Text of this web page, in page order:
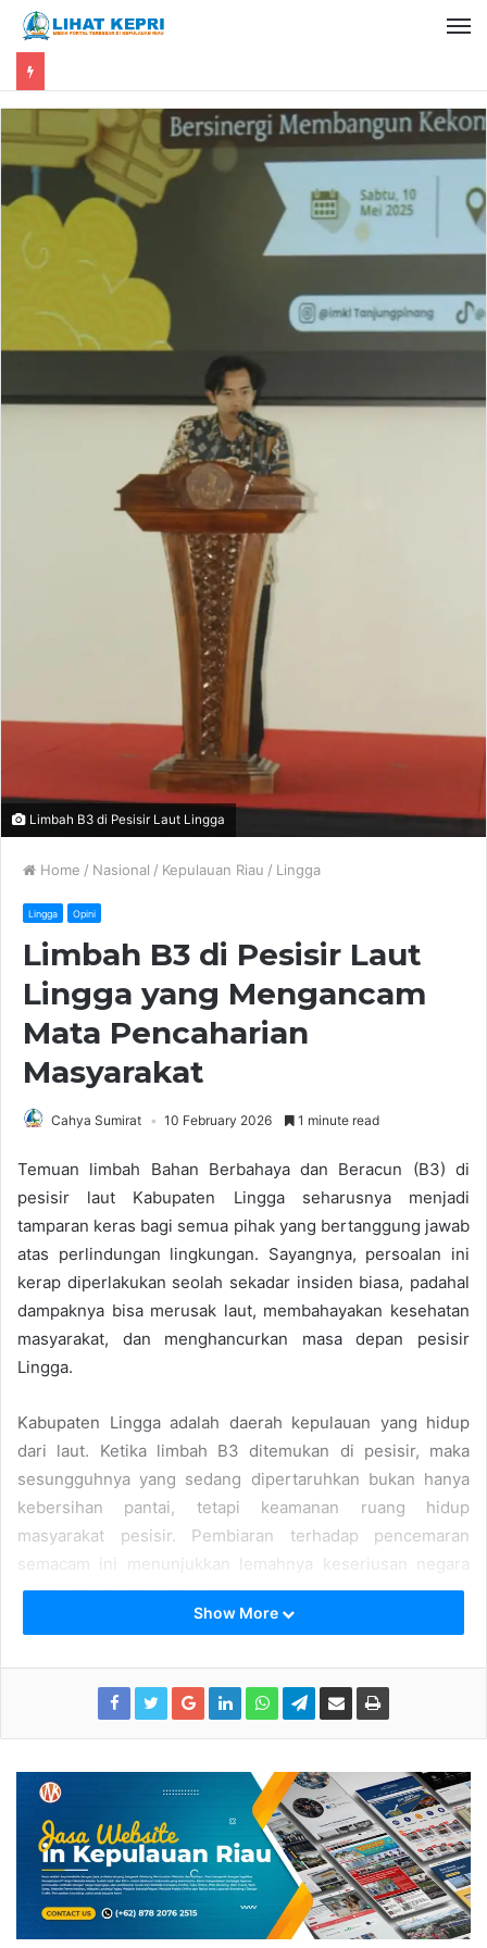
Limbah B3 di Pesisir Laut Lingga
Home / Nasional / Kepulauan Riau / Lingga
Lingga Opini
Limbah B3 di Pesisir Laut
Lingga yang Mengancam
Mata Pencaharian
Masyarakat
Cahya Sumirat 10 February 2026 1 minute read
Temuan limbah Bahan Berbahaya dan Beracun (B3) di
pesisir laut Kabupaten Lingga seharusnya menjadi
tamparan keras bagi semua pihak yang bertanggung jawab
atas perlindungan lingkungan. Sayangnya, persoalan ini
kerap diperlakukan seolah sekadar insiden biasa, padahal
dampaknya bisa merusak laut, membahayakan kesehatan
masyarakat, dan menghancurkan masa depan pesisir
Lingga.
Kabupaten Lingga adalah daerah kepulauan yang hidup
dari laut. Ketika limbah B3 ditemukan di pesisir, maka
sesungguhnya yang sedang dipertaruhkan bukan hanya
kebersihan pantai, tetapi keamanan ruang hidup
masyarakat pesisir. Pembiaran terhadap pencemaran
semacam ini menunjukkan lemahnya keseriusan negara
dalam melindungi lingkungan.
Limbah B3 tidak mungkin muncul begitu saja di pesisir.
Ada rantai kelalaian, bahkan dugaan kesengajaan, yang
pahit yang tidak boleh terus ditutupi dengan pernyataan
normatif.
Berbagai kajian ilmiah telah membuktikan bahwa limbah
B3 mengandung zat beracun yang dapat menyebabkan
kerusakan ekosistem laut, kematian biota, serta gangguan
Show More